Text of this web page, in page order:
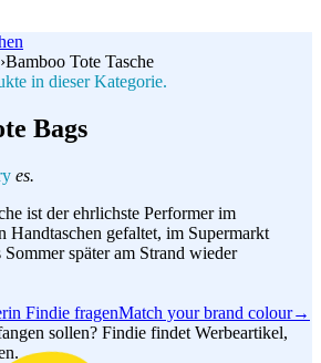
›Bamboo Tote Tasche
in dieser Kategorie.
Bags
es.
ist der ehrlichste Performer im
gefaltet, im Supermarkt
später am Strand wieder
Findie fragenMatch your brand colour→
sollen? Findie findet Werbeartikel,